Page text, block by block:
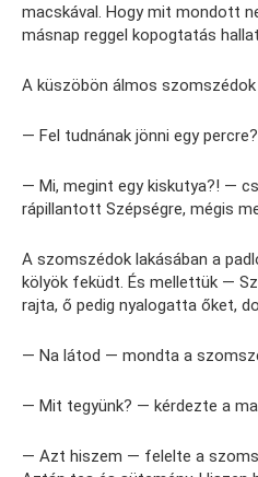
macskával. Hogy mit mondott
másnap reggel kopogtatás
A küszöbön álmos
— Fel tudnának jönni egy
— Mi, megint egy kiskutya?! —
rápillantott Szépségre, mégis
A szomszédok lakásában a
kölyök feküdt. És mellettük —
rajta, ő pedig nyalogatta őket,
— Na látod — mondta a
— Mit tegyünk? — kérdezte a
— Azt hiszem — felelte a